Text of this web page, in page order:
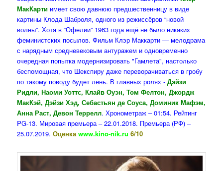
МакКарти имеет свою давнюю предшественницу в виде
картины Клода Шаброля, одного из режиссёров “новой
волны”. Хотя в “Офелии” 1963 года ещё не было никаких
феминистских посылов. Фильм Клэр Маккарти — мелодрама
с нарядным средневековым антуражем и одновременно
очередная попытка модернизировать "Гамлета", настолько
беспомощная, что Шекспиру даже переворачиваться в гробу
по такому поводу будет лень. В главных ролях -Дэйзи
Ридли, Наоми Уоттс, Клайв Оуэн, Том Фелтон, Джордж
МакКэй, Дэйзи Хэд, Себастьян де Соуса, Доминик Мафэм,
Анна Раст, Девон Террелл. Хронометраж – 01:54. Рейтинг
PG-13. Мировая премьера – 22.01.2018. Премьера (РФ) –
25.07.2019.Оценкаwww.kino-nik.ru 6/10